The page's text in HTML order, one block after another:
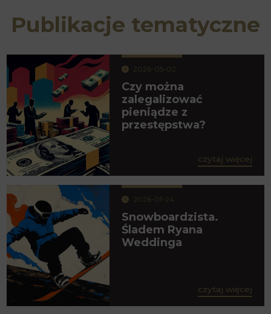
Publikacje tematyczne
2026-05-02
Czy można
zalegalizować
pieniądze z
przestępstwa?
czytaj więcej
2026-01-24
Snowboardzista.
Śladem Ryana
Weddinga
czytaj więcej